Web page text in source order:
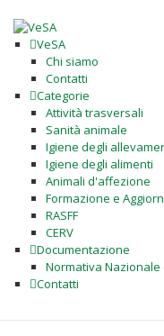
VeSA
Chi siamo
Contatti
Categorie
Attività trasversali
Sanità animale
Igiene degli
Igiene degli alimenti
Animali d'affezione
Formazione e
RASFF
CERV
Documentazione
Normativa Nazionale
Contatti